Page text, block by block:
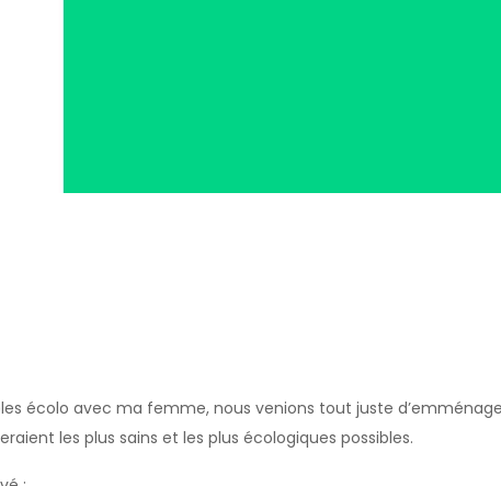
écolo avec ma femme, nous venions tout juste
les plus sains et les plus écologiques possibles.